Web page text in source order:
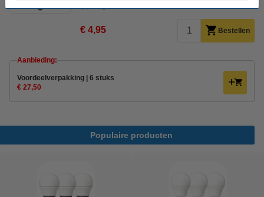
€ 4,95 Bestellen
Aanbieding:
Voordeelverpakking | 6 stuks
€ 27,50
Populaire producten